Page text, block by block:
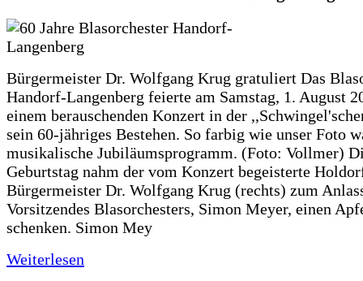
Bürgermeister Dr. Wolfgang Krug gratuliert Das
Handorf-Langenberg feierte am Samstag, 1. August
einem berauschenden Konzert in der
sein 60-jähriges Bestehen. So farbig wie unser Foto
musikalische Jubiläumsprogramm. (Foto: Vollmer)
Geburtstag nahm der vom Konzert begeisterte
Bürgermeister Dr. Wolfgang Krug (rechts) zum
Vorsitzendes Blasorchesters, Simon Meyer, einen
schenken. Simon Mey
Weiterlesen